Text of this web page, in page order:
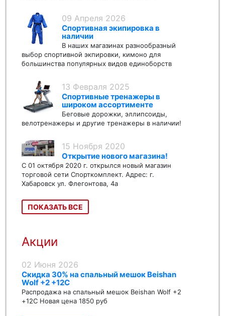
09 Апреля 2026
Спортивная экипировка в
наличии
В наших магазинах разнообразный
выбор спортивной экпировки, кимоно для
большинства популярных видов единоборств
13 Февраля 2025
Спортивные тренажеры в
широком ассортименте
Беговые дорожки, эллипсоиды,
велотренажеры и другие тренажеры в наличии!
15 Ноября 2020
Открытие нового магазина!
С 01 октября 2020 г. открылся новый магазин
торговой сети Спорткомплект. Адрес: г.
Хабаровск ул. Флегонтова, 4а
ПОКАЗАТЬ ВСЕ
Акции
02 Июня 2026
Скидка 30% на спальный мешок Beishan
Wolf +2 +12C
Распродажа на спальный мешок Beishan Wolf +2
+12C Новая цена 1850 руб